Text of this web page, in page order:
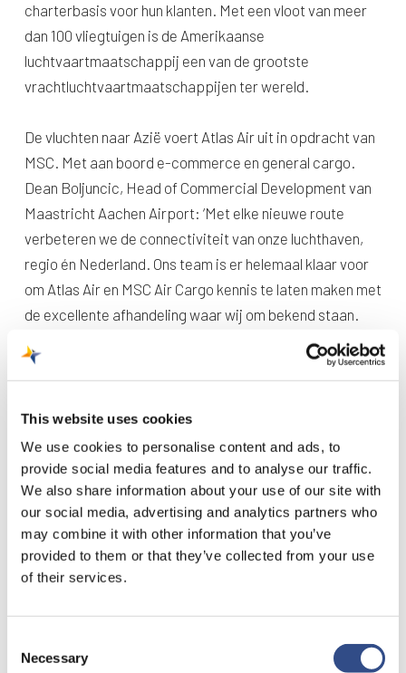
This website uses cookies
We use cookies to personalise content and ads, to
provide social media features and to analyse our traffic.
We also share information about your use of our site with
our social media, advertising and analytics partners who
may combine it with other information that you’ve
provided to them or that they’ve collected from your use
of their services.
Selection
Necessary
charterbasis voor hun klanten. Met een vloot van meer
dan 100 vliegtuigen is de Amerikaanse
luchtvaartmaatschappij een van de grootste
vrachtluchtvaartmaatschappijen ter wereld.
De vluchten naar Azië voert Atlas Air uit in opdracht van
MSC. Met aan boord e-commerce en general cargo.
Dean Boljuncic, Head of Commercial Development van
Maastricht Aachen Airport: ‘Met elke nieuwe route
verbeteren we de connectiviteit van onze luchthaven,
regio én Nederland. Ons team is er helemaal klaar voor
om Atlas Air en MSC Air Cargo kennis te laten maken met
de excellente afhandeling waar wij om bekend staan.
Voortdurend worden onze mensen getraind om de
vracht van onze klanten zorgvuldig en snel te laden en
ook in samenwerking met Atlas Air Cargo. Zodat we
deze samenwerking ook op de lange termijn voort
kunnen zetten en misschien zelfs uitbouwen.’